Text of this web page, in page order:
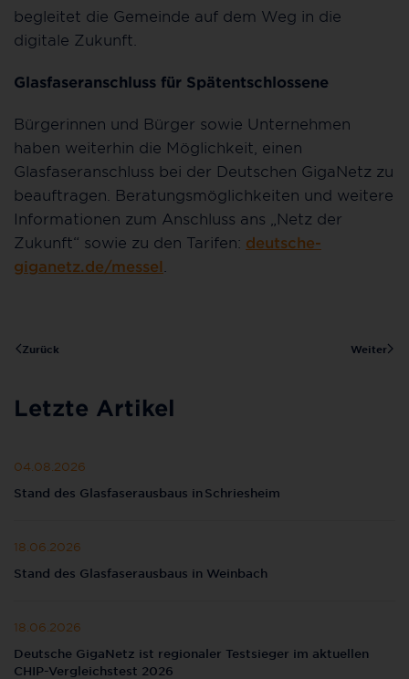
begleitet die Gemeinde auf dem Weg in die
digitale Zukunft.
Glasfaseranschluss für Spätentschlossene
Bürgerinnen und Bürger sowie Unternehmen
haben weiterhin die Möglichkeit, einen
Glasfaseranschluss bei der Deutschen GigaNetz zu
beauftragen. Beratungsmöglichkeiten und weitere
Informationen zum Anschluss ans „Netz der
Zukunft“ sowie zu den Tarifen: deutsche-
giganetz.de/messel
Zurück Weiter
Letzte Artikel
04.08.2026
Stand des Glasfaserausbaus in Schriesheim
18.06.2026
Stand des Glasfaserausbaus in Weinbach
18.06.2026
Deutsche GigaNetz ist regionaler Testsieger im aktuellen
CHIP-Vergleichstest 2026